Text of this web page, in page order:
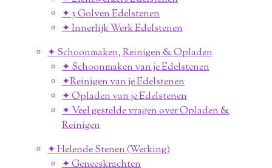
✦ 3 Golven Edelstenen
✦ Innerlijk Werk Edelstenen
✦ Schoonmaken, Reinigen & Opladen
✦ Schoonmaken van je Edelstenen
✦Reinigen van je Edelstenen
✦ Opladen van je Edelstenen
✦ Veel gestelde vragen over Opladen &
Reinigen
✦ Helende Stenen (Werking)
✦ Geneeskrachten